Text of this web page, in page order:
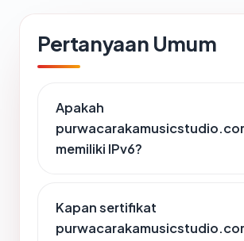
Pertanyaan Umum
Apakah
memiliki IPv6?
Kapan sertifikat